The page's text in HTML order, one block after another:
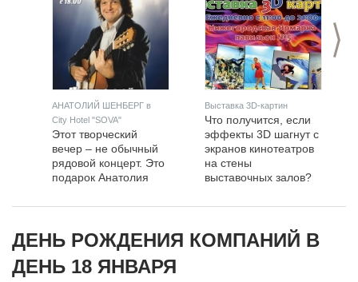
>
АНАТОЛИЙ ШЕНБЕРГ в
City Hotel "SOVA"
Этот творческий
вечер – не обычный
рядовой концерт. Это
подарок Анатолия
самому себе на День
Рождения
творческого человека
– это не только
Выставка 3D-картин
Что получится, если
эффекты 3D шагнут с
экранов кинотеатров
на стены
выставочных залов?
ДЕНЬ РОЖДЕНИЯ КОМПАНИЙ В
ДЕНЬ 18 ЯНВАРЯ